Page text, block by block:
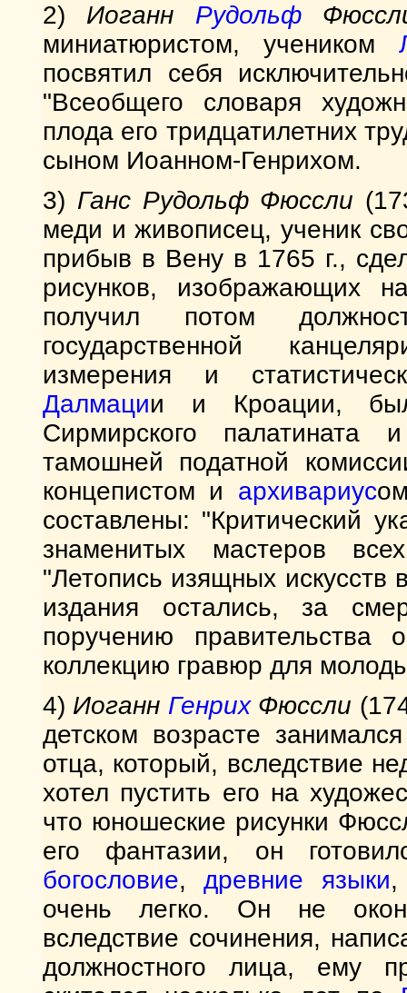
2) Иоганн Рудольф
миниатюристом, учеником
посвятил себя
"Всеобщего словаря
плода его тридцатилетних
сыном Иоанном-Генрихом.
3) Ганс Рудольф Фюссли
меди и живописец, ученик
прибыв в Вену в 1765 г.,
рисунков, изображающих
получил потом
государственной
измерения и
Далмации и Кроации, был
Сирмирского палатината
тамошней податной
концепистом и архивариус
составлены: "Критический
знаменитых мастеров
"Летопись изящных искусств
издания остались, за
поручению
коллекцию гравюр для
4) Иоганн Генрих Фюссли
детском возрасте
отца, который, вследствие
хотел пустить его на
что юношеские рисунки
его фантазии, он
богословие,древние языки,
очень легко. Он не
вследствие сочинения,
должностного лица, ему